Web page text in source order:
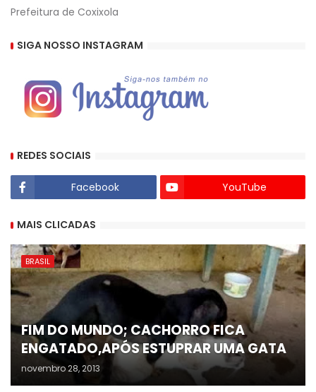
Prefeitura de Coxixola
SIGA NOSSO INSTAGRAM
REDES SOCIAIS
Facebook YouTube
MAIS CLICADAS
BRASIL
FIM DO MUNDO; CACHORRO FICA
ENGATADO,APÓS ESTUPRAR UMA GATA
novembro 28, 2013